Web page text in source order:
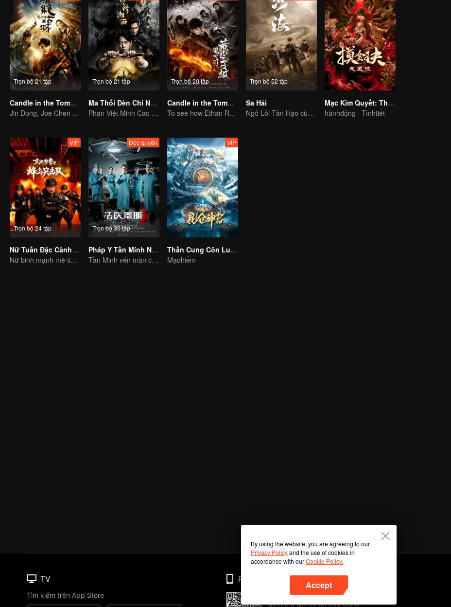
Trọn bộ 21 tập
Candle in the Tomb: the Ancient City of Jingjue
Jin Dong, Joe Chen unlock an adventure in the tomb
Trọn bộ 21 tập
Ma Thổi Đèn Chi Nộ Tinh Tương Tây
Phan Việt Minh Cao Vỹ Quang phá giải huyền qua nguy hiểm
Trọn bộ 20 tập
Candle in the Tomb: The Weasel Grave
To see how Ethan Ruan and his friends survive.
Trọn bộ 52 tập
Sa Hải
Ngô Lỗi Tần Hạo cùng bắt đầu cuộc hành trình mạo hiểm
Mạc Kim Quyết: Thiên Tinh Lăng
hànhđộng · Tìnhtiết
Trọn bộ 24 tập
VIP
Nữ Tuần Đặc Cảnh: Đội Đột Kích Chim Ruồi
Nữ binh mạnh mẽ tiêu diệt tội ác
Trọn bộ 30 tập
Độc quyền
Pháp Y Tần Minh Người Sống Sót
Tần Minh vén màn chân tướng vụ án thay cho người đã khuất
VIP
Thần Cung Côn Luân
Mạohiểm
By using the website, you are agreeing to our
Privacy Policyand the use of cookies in
accordance with ourCookie Policy.
Accept
TV
Tìm kiếm trên App Store
Phone
Quét mã QR để tải ứng dụng